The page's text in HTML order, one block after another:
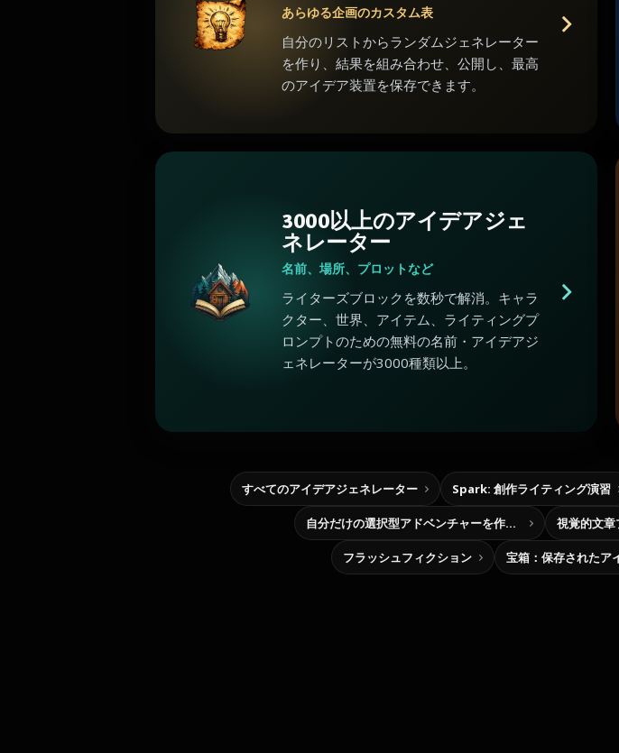
あらゆる企画のカスタム表
自分のリストからランダムジェネレーター
を作り、結果を組み合わせ、公開し、最高
のアイデア装置を保存できます。
3000以上のアイデアジェ
ネレーター
名前、場所、プロットなど
ライターズブロックを数秒で解消。キャラ
クター、世界、アイテム、ライティングプ
ロンプトのための無料の名前・アイデアジ
ェネレーターが3000種類以上。
すべてのアイデアジェネレーター Spark: 創作ライティング演習
自分だけの選択型アドベンチャーを作ろう 視覚的文章
フラッシュフィクション 宝箱：保存されたア